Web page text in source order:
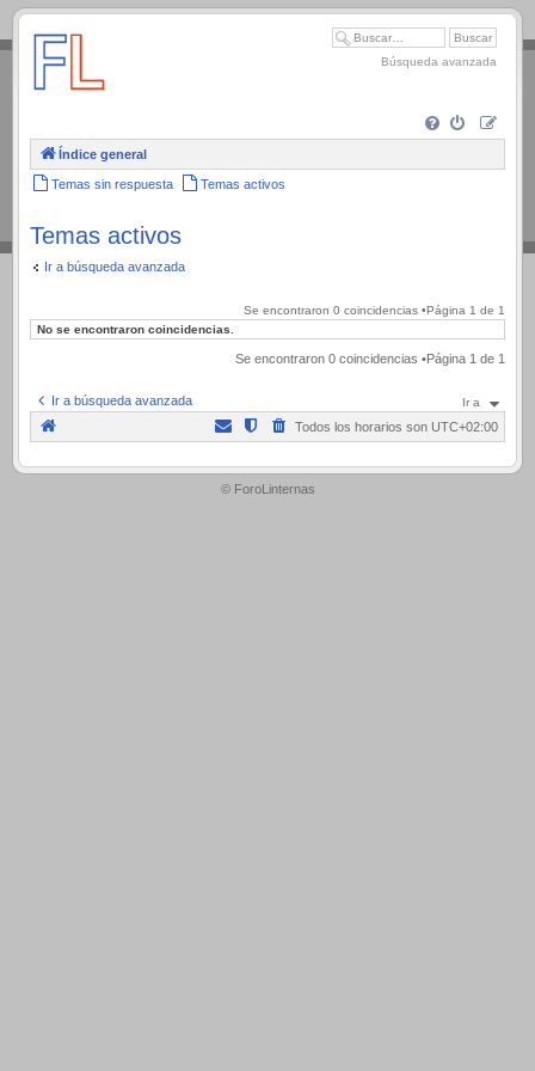
.
Búsqueda avanzada
Índice general
Temas sin respuesta Temas activos
Temas activos
Ir a búsqueda avanzada
Se encontraron 0 coincidencias •Página 1 de 1
No se encontraron coincidencias.
Se encontraron 0 coincidencias •Página 1 de 1
Ir a búsqueda avanzada Ir a
Todos los horarios son UTC+02:00
.
© ForoLinternas